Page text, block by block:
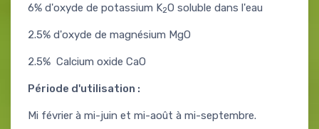
6% d'oxyde de potassium K2O soluble dans l'eau
2.5% d'oxyde de magnésium MgO
2.5% Calcium oxide CaO
Période d'utilisation :
Mi février à mi-juin et mi-août à mi-septembre.